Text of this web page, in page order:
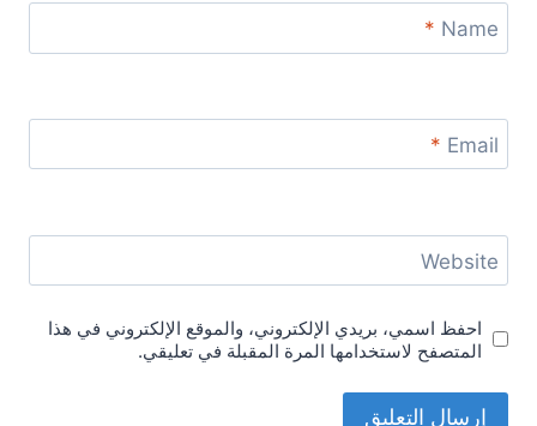
Name
*
Email
*
Website
احفظ اسمي، بريدي الإلكتروني، والموقع الإلكتروني في هذا
المتصفح لاستخدامها المرة المقبلة في تعليقي.